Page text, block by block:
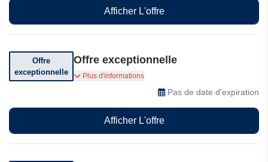
Afficher L'offre
Offre
exceptionnelle
Offre exceptionnelle
Profitez d'offres exceptionnelles
Plus d'informations
Pas de date d'expiration
Afficher L'offre